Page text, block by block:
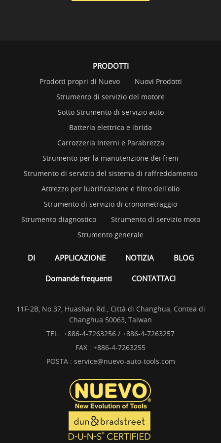
PRODOTTI
Prodotti propri di Nuevo
Nuovi Prodotti
Strumento di servizio del motore
Sotto Strumento di servizio auto
Batteria elettrica e ibrida
Carrozzeria Interni e Parabrezza
Strumento per la manutenzione dei freni
Strumento di servizio del sistema di raffreddamento
Attrezzo per lubrificazione e filtro dell'olio
Strumento di servizio di cronometraggio
Strumento diagnostico
Strumento di servizio moto
Strumento generale
DI APPLICAZIONE NOTIZIA BLOG
Domande frequenti CONTATTACI
11F-2B, No.37, Huashan Rd., Città di Changhua, Contea di
Changhua 50063, Taiwan
TEL : +886-4-7263256 / +886-4-7263257
FAX : +886-4-7263255
POSTA : service@nuevo-auto-tools.com